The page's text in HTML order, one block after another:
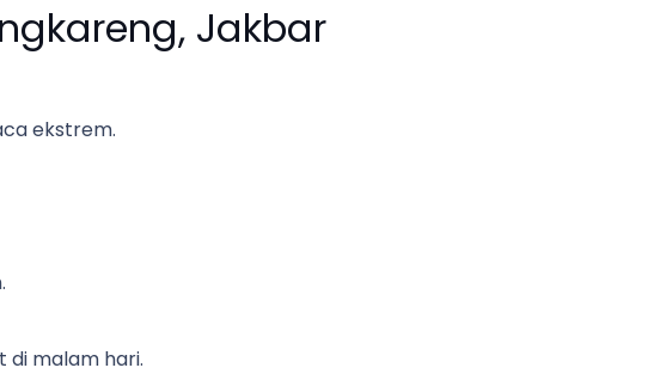
Jakbar
ekstrem.
di malam hari.